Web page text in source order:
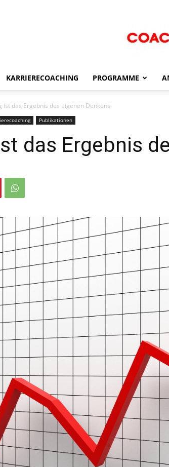
KARRIERECOACHING PROGRAMME
ist das Ergebnis des eigenen Denkens
Publikationen
das Ergebnis